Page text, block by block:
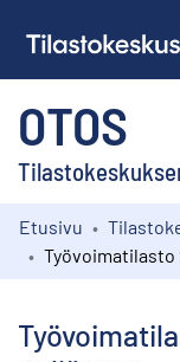
OTOS
Kokoelmat
Etusivu